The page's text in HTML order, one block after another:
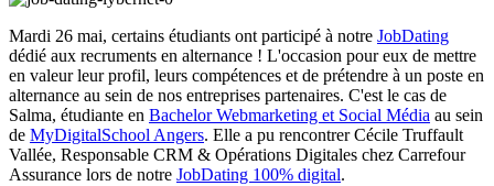
Mardi 26 mai, certains étudiants ont participé à notre JobDating
dédié aux recruments en alternance ! L'occasion pour eux de mettre
en valeur leur profil, leurs compétences et de prétendre à un poste en
alternance au sein de nos entreprises partenaires. C'est le cas de
Salma, étudiante en Bachelor Webmarketing et Social Média au sein
de MyDigitalSchool Angers. Elle a pu rencontrer Cécile Truffault
Vallée, Responsable CRM & Opérations Digitales chez Carrefour
Assurance lors de notre JobDating 100% digital.